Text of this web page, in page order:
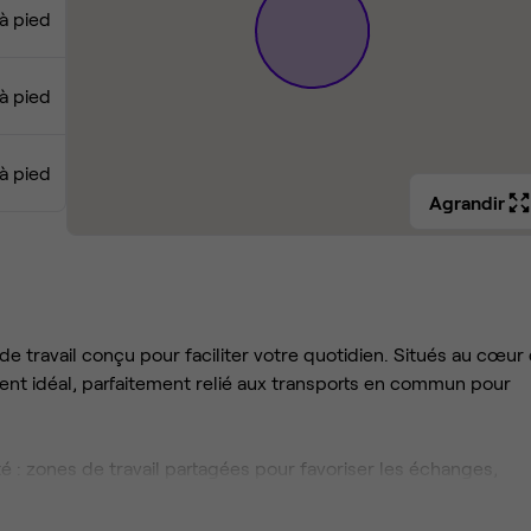
pied
pied
pied
Agrandir
travail conçu pour faciliter votre quotidien. Situés au cœur
idéal, parfaitement relié aux transports en commun pour
: zones de travail partagées pour favoriser les échanges,
dédiées à vos rendez-vous professionnels. Tout est pensé